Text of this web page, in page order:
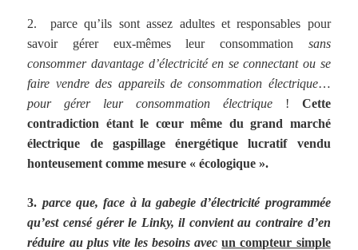
2. parce qu’ils sont assez adultes et responsables pour
savoir gérer eux-mêmes leur consommation sans
consommer davantage d’électricité en se connectant ou se
faire vendre des appareils de consommation électrique…
pour gérer leur consommation électrique! Cette
contradiction étant le cœur même du grand marché
électrique de gaspillage énergétique lucratif vendu
honteusement comme mesure « écologique ».
3. parce que, face à la gabegie d’électricité programmée
qu’est censé gérer le Linky, il convient au contraire d’en
réduire au plus vite les besoins avecun compteur simple